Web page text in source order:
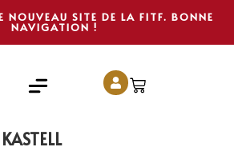
NOUVEAU SITE DE LA FITF. BONNE
NAVIGATION !